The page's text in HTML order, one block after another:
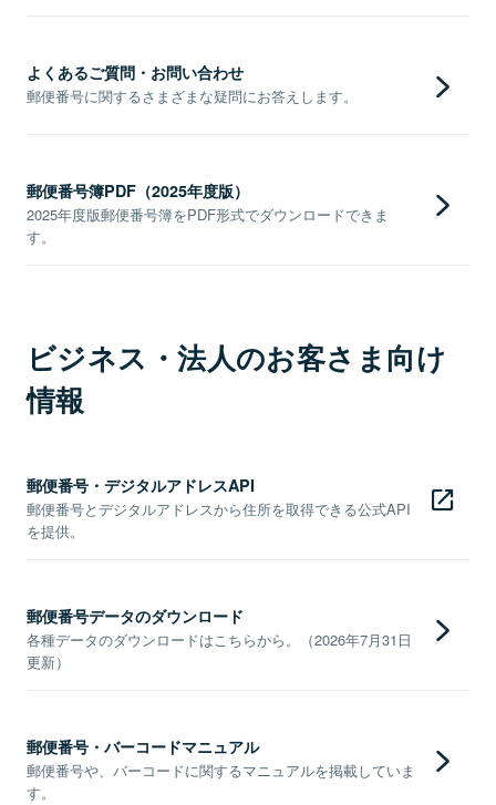
よくあるご質問・お問い合わせ
郵便番号に関するさまざまな疑問にお答えします。
郵便番号簿PDF（2025年度版）
2025年度版郵便番号簿をPDF形式でダウンロードできま
す。
ビジネス・法人のお客さま向け
情報
郵便番号・デジタルアドレスAPI
郵便番号とデジタルアドレスから住所を取得できる公式API
を提供。
郵便番号データのダウンロード
各種データのダウンロードはこちらから。（2026年7月31日
更新）
郵便番号・バーコードマニュアル
郵便番号や、バーコードに関するマニュアルを掲載していま
す。